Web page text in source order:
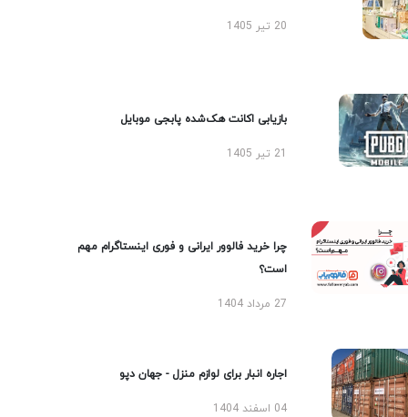
20 تیر 1405
بازیابی اکانت هک‌شده پابجی موبایل
چرا خرید فالوور ایرانی و فوری اینستاگرام مهم
است؟
27 مرداد 1404
اجاره انبار برای لوازم منزل - جهان دپو
04 اسفند 1404